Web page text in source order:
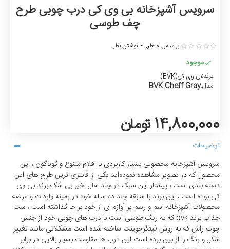
سرویس آشپزخانه بی وی کی درب چوبی طرح
چف طوسی
موجود
برند:بی وی کی(BVK)
مدل:BVK Cheff Gray
براساس 0 نظر. - نوشتن نظر
14,800,000 تومان
توضیحات
سرویس آشپزخانه محصولی بسیار کاربردی با اقلام متنوع و گوناگون ، این
محصول که در تصویر مشاهده نموده‌اید یکی از فانتزی ترین طرح های این
دسته بندی است ، پیشتار این سبک در چند سال اخیر بی شک برند بی وی
کی بوده است ، این برند با سابقه چند ده ساله خود در زمینه واردات و عرضه
محصولات آشپزخانه اسم و رسم پر آوازه ای از خود بر جا گذاشته است ، ست
جذاب برند bvk که به رنگ طوسی است با درب های چوبی خود از جنس
چوب راش که به روش فیتگرحوینت ساخته شده است مشکلاتی مانند تغییر
شکل و رنگ را از بین برده است این درب ها مقاومت بسیار بالایی در برابر